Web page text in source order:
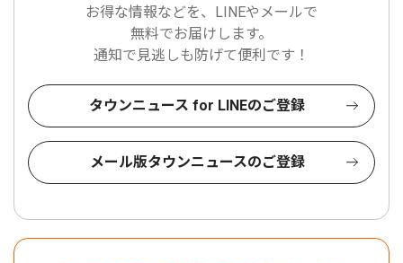
お得な情報などを、LINEやメールで
無料でお届けします。
通知で見逃しも防げて便利です！
タウンニュース for LINEのご登録
メール版タウンニュースのご登録